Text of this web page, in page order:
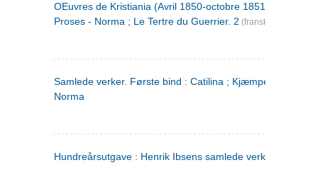
OEuvres de Kristiania (Avril 1850-octobre 1851) : Poèmes
Proses - Norma ; Le Tertre du Guerrier. 2 (fransk)
Samlede verker. Første bind : Catilina ; Kjæmpehøien ;
Norma
Hundreårsutgave : Henrik Ibsens samlede verker. 1